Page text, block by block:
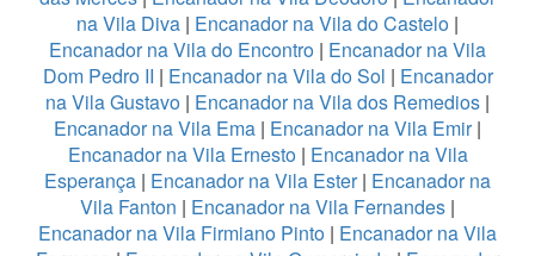
na Vila Diva | Encanador na Vila do Castelo |
Encanador na Vila do Encontro | Encanador na Vila
Dom Pedro II | Encanador na Vila do Sol | Encanador
na Vila Gustavo | Encanador na Vila dos Remedios |
Encanador na Vila Ema | Encanador na Vila Emir|
Encanador na Vila Ernesto| Encanador na Vila
Esperança | Encanador na Vila Ester| Encanador na
Vila Fanton | Encanador na Vila Fernandes |
Encanador na Vila Firmiano Pinto | Encanador na Vila